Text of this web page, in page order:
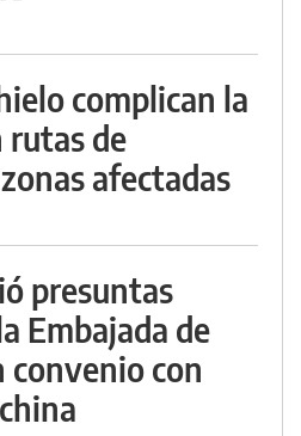
complican la
rutas de
afectadas
presuntas
Embajada de
convenio con